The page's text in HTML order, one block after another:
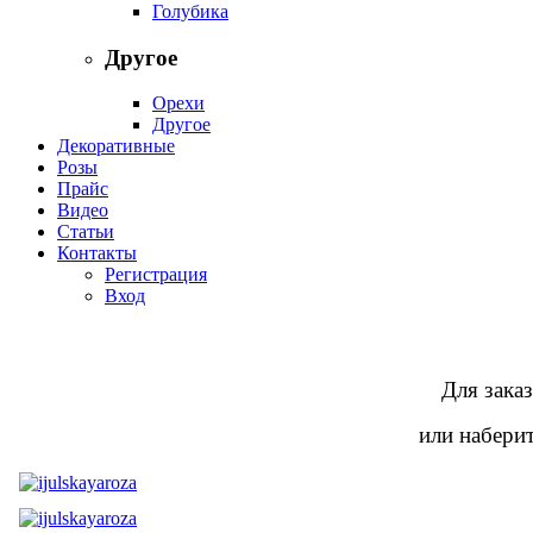
Голубика
Другое
Орехи
Другое
Декоративные
Розы
Прайс
Видео
Статьи
Контакты
Регистрация
Вход
Для
или